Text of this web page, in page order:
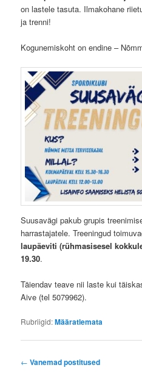
on lastele tasuta. Ilmakohane
ja trenni!
Kogunemiskoht on endine –
Suusavägi pakub grupis
harrastajatele. Treeningud
laupäeviti (rühmasisesel
19.30.
Täiendav teave nii laste kui
Aive (tel 5079962).
Rubriigid:Määratlemata
P← Vanemad postitused